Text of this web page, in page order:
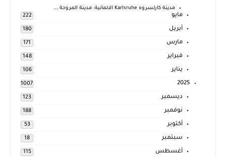
مدينة كارلسروه Karlsruhe الالمانية: مدينة المروحة ...
مايو 222
أبريل 180
مارس 171
فبراير 148
يناير 106
2025
1007
ديسمبر 123
نوفمبر 188
أكتوبر 53
سبتمبر 18
أغسطس 115